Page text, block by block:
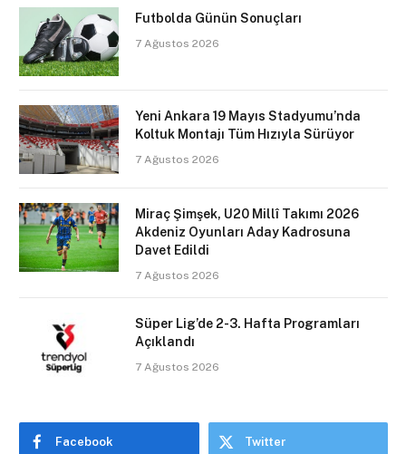
Futbolda Günün Sonuçları
7 Ağustos 2026
Yeni Ankara 19 Mayıs Stadyumu’nda
Koltuk Montajı Tüm Hızıyla Sürüyor
7 Ağustos 2026
Miraç Şimşek, U20 Millî Takımı 2026
Akdeniz Oyunları Aday Kadrosuna
Davet Edildi
7 Ağustos 2026
Süper Lig’de 2-3. Hafta Programları
Açıklandı
7 Ağustos 2026
Facebook Twitter